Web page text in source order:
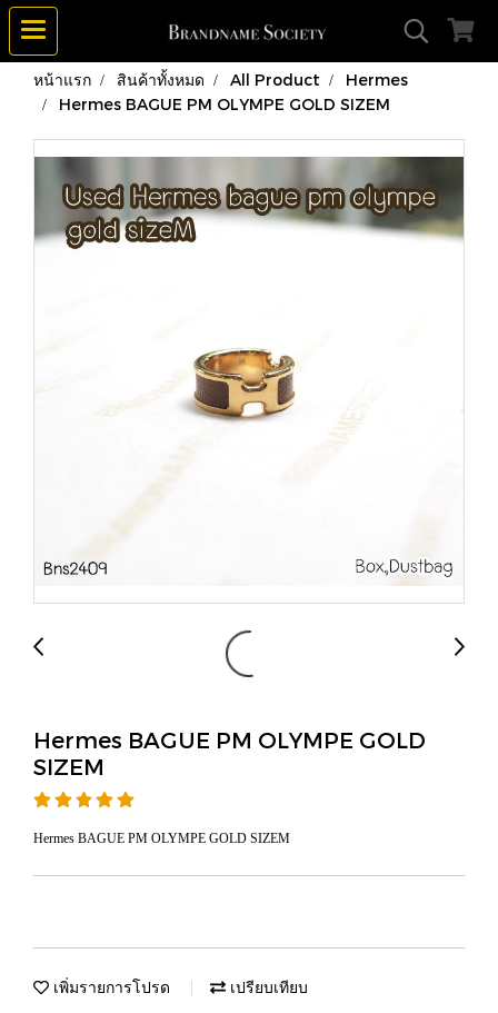
หน้าแรก สินค้าทั้งหมด All Product
Hermes
Hermes BAGUE PM OLYMPE GOLD SIZEM
Hermes BAGUE PM OLYMPE GOLD
SIZEM
Hermes BAGUE PM OLYMPE GOLD SIZEM
เพิ่มรายการโปรด เปรียบเทียบ